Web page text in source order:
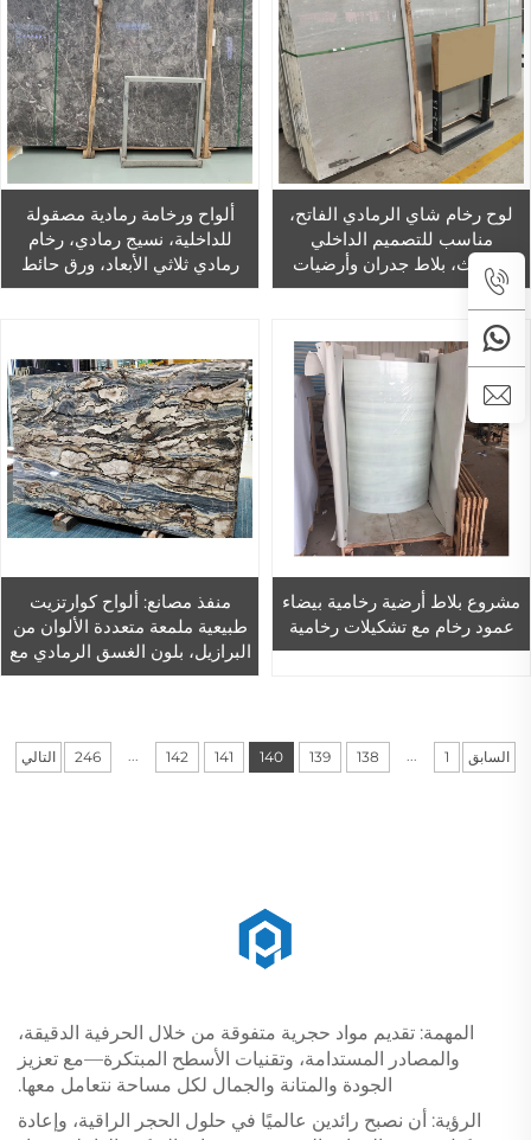
لوح رخام شاي الرمادي الفاتح،
مناسب للتصميم الداخلي
الحديث، بلاط جدران وأرضيات
المنزل، رخام سندريلا الرمادي
ألواح ورخامة رمادية مصقولة
للداخلية، نسيج رمادي، رخام
رمادي ثلاثي الأبعاد، ورق حائط
مقاوم للماء، مناسب للمساحات
مشروع بلاط أرضية رخامية بيضاء
عمود رخام مع تشكيلات رخامية
منفذ مصانع: ألواح كوارتزيت
طبيعية ملمعة متعددة الألوان من
البرازيل، بلون الغسق الرمادي مع
دوائر بيضاء وبنيّة، مناسبة
السابق 1
...
138
139
140
141
142
...
246 التالي
المهمة: تقديم مواد حجرية متفوقة من خلال الحرفية الدقيقة،
والمصادر المستدامة، وتقنيات الأسطح المبتكرة—مع تعزيز
الجودة والمتانة والجمال لكل مساحة نتعامل معها.
الرؤية: أن نصبح رائدين عالميًا في حلول الحجر الراقية، وإعادة